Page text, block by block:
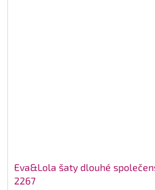
Eva&Lola šaty dlouhé
2267